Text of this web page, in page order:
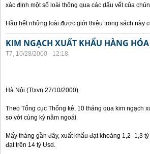
xác định một số loài thông qua các dấu vết của
Hầu hết những loài được giới thiệu trong sách này
KIM NGẠCH XUẤT KHẨU HÀNG
T7, 10/28/2000 - 12:18
Hà Nội (Ttxvn 27/10/2000)
Theo Tổng cục Thống kê, 10 tháng qua kim ngạch
so với cùng kỳ năm ngoái.
Mấy tháng gần đây, xuất khẩu đạt khoảng 1,2 -1,3
đạt trên 14 tỷ Usd.